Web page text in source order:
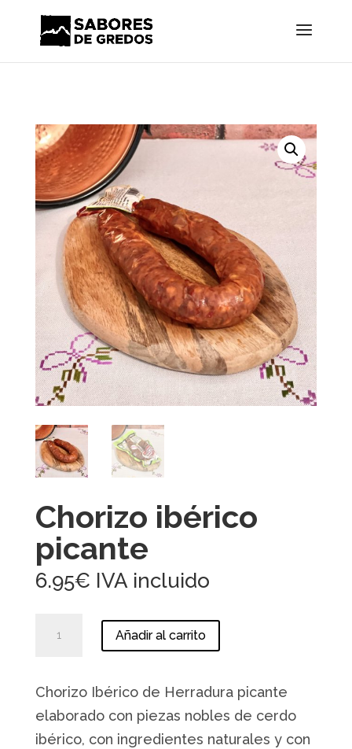
Chorizo ibérico
picante
6.95€ IVA incluido
ibérico
Añadir al carrito
Chorizo Ibérico de Herradura picante
elaborado con piezas nobles de cerdo
ibérico, con ingredientes naturales y con